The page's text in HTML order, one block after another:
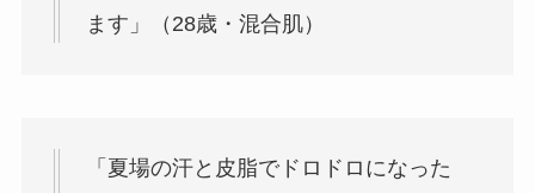
ます」（28歳・混合肌）
「夏場の汗と皮脂でドロドロになった